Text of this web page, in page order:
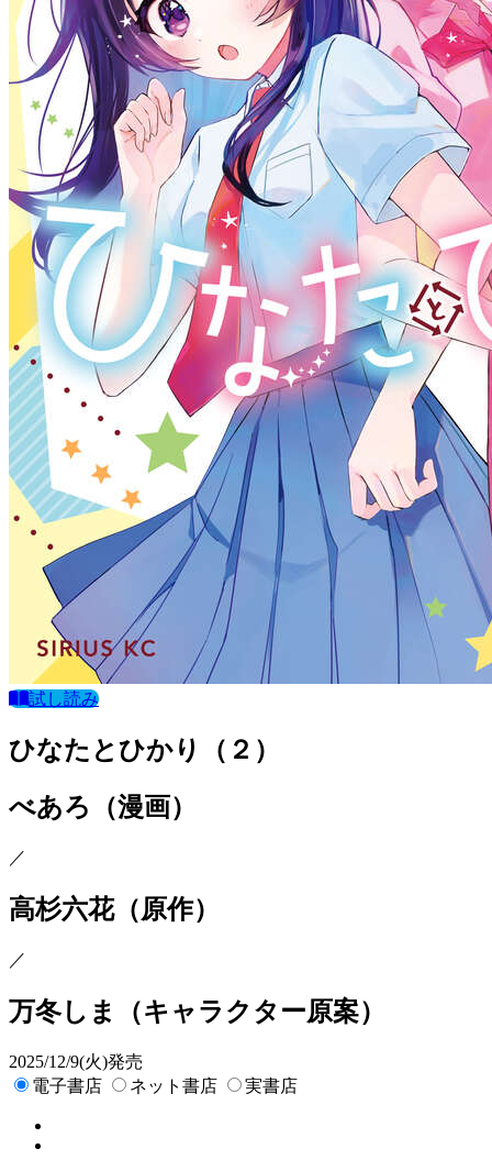
試し読み
ひなたとひかり（２）
べあろ
（漫画）
／
高杉六花（原作）
／
万冬しま （キャラクター原案）
2025/12/9(火)発売
電子書店
ネット書店 実書店